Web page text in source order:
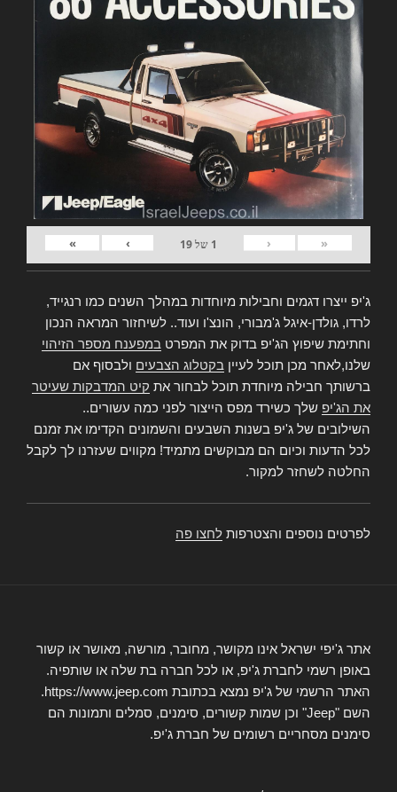
«
‹
1 של19
›
»
ג'יפ ייצרו דגמים וחבילות מיוחדות במהלך השנים כמו רנגייד,
לרדו, גולדן-איגל ג'מבורי, הונצ'ו ועוד.. לשיחזור המראה הנכון
וחתימת שיפוץ הג'יפ בדוק את המפרט במפענח מספר הזיהוי
שלנו,לאחר מכן תוכל לעיין בקטלוג הצבעים ולבסוף אם
ברשותך חבילה מיוחדת תוכל לבחור את קיט המדבקות שעיטר
את הג'יפ שלך כשירד מפס הייצור לפני כמה עשורים..
השילובים של ג'יפ בשנות השבעים והשמונים הקדימו את זמנם
לכל הדעות וכיום הם מבוקשים מתמיד! מקווים שעזרנו לך לקבל
החלטה לשחזר למקור.
לפרטים נוספים והצטרפות לחצו פה
אתר ג'יפי ישראל אינו מקושר, מחובר, מורשה, מאושר או קשור
באופן רשמי לחברת ג'יפ, או לכל חברה בת שלה או שותפיה.
האתר הרשמי של ג'יפ נמצא בכתובת https://www.jeep.com.
השם "Jeep" וכן שמות קשורים, סימנים, סמלים ותמונות הם
סימנים מסחריים רשומים של חברת ג'יפ.